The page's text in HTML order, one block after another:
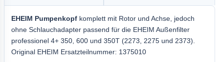
EHEIM Pumpenkopf komplett mit Rotor und Achse, jedoch
ohne Schlauchadapter passend für die EHEIM Außenfilter
professionel 4+ 350, 600 und 350T (2273, 2275 und 2373).
Original EHEIM Ersatzteilnummer: 1375010